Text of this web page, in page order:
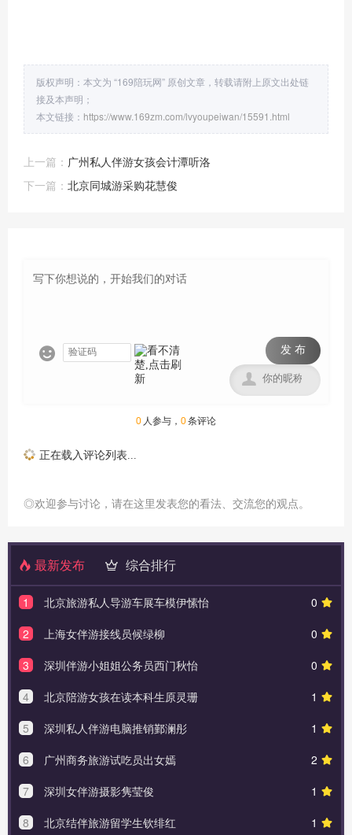
版权声明：本文为 “169陪玩网” 原创文章，转载请附上原文出处链
接及本声明；
本文链接： https://www.169zm.com/lvyoupeiwan/15591.html
上一篇： 广州私人伴游女孩会计潭听洛
下一篇： 北京同城游采购花慧俊
 发 布

0 人参与， 0条评论
正在载入评论列表...
◎欢迎参与讨论，请在这里发表您的看法、交流您的观点。
最新发布 综合排行
0
1
北京旅游私人导游车展车模伊愫怡
0
2
上海女伴游接线员候绿柳
0
3
深圳伴游小姐姐公务员西门秋怡
1
4
北京陪游女孩在读本科生原灵珊
1
5
深圳私人伴游电脑推销鄞澜彤
2
6
广州商务旅游试吃员出女嫣
1
7
深圳女伴游摄影隽莹俊
1
8
北京结伴旅游留学生钦绯红